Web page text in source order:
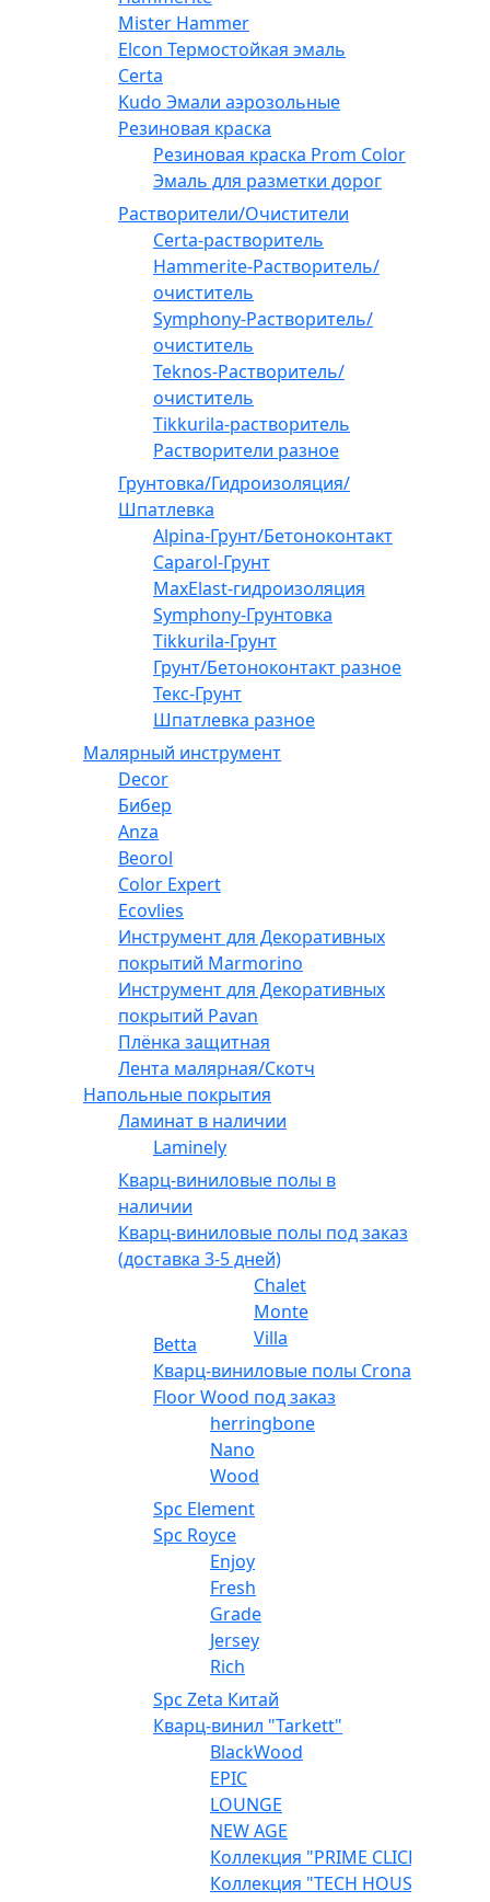
Mister Hammer
Elcon Термостойкая эмаль
Certa
Kudo Эмали аэрозольные
Резиновая краска
Резиновая краска Prom Color
Эмаль для разметки дорог
Растворители/Очистители
Certa-растворитель
Hammerite-Растворитель/
очиститель
Symphony-Растворитель/
очиститель
Teknos-Растворитель/
очиститель
Tikkurila-растворитель
Растворители разное
Грунтовка/Гидроизоляция/
Шпатлевка
Alpina-Грунт/Бетоноконтакт
Caparol-Грунт
MaxElast-гидроизоляция
Symphony-Грунтовка
Tikkurila-Грунт
Грунт/Бетоноконтакт разное
Текс-Грунт
Шпатлевка разное
Малярный инструмент
Decor
Бибер
Anza
Beorol
Color Expert
Ecovlies
Инструмент для Декоративных
покрытий Marmorino
Инструмент для Декоративных
покрытий Pavan
Плёнка защитная
Лента малярная/Скотч
Напольные покрытия
Ламинат в наличии
Laminely
Кварц-виниловые полы в
наличии
Кварц-виниловые полы под заказ
(доставка 3-5 дней)
Betta
Chalet
Monte
Villa
Кварц-виниловые полы Crona
Floor Wood под заказ
herringbone
Nano
Wood
Spc Element
Spc Royce
Enjoy
Fresh
Grade
Jersey
Rich
Spc Zeta Китай
Кварц-винил "Tarkett"
BlackWood
EPIC
LOUNGE
NEW AGE
Коллекция "PRIME CLICK"
Коллекция "TECH HOUSE"